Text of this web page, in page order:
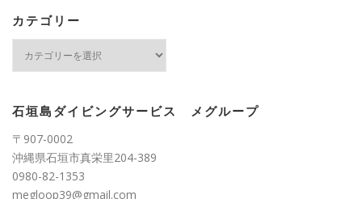
ブ
カテゴリー
ー
石垣島ダイビングサービス メグループ
〒907-0002
沖縄県石垣市真栄里204-389
0980-82-1353
megloop39@gmail.com